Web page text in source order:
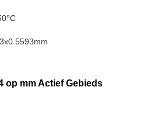
op mm Actief Gebieds